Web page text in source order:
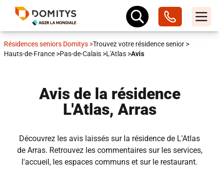
Résidences seniors Domitys >Trouvez votre résidence senior >
Hauts-de-France >Pas-de-Calais >L'Atlas >Avis
Avis de la résidence
L'Atlas, Arras
Découvrez les avis laissés sur la résidence de L'Atlas
de Arras. Retrouvez les commentaires sur les services,
l'accueil, les espaces communs et sur le restaurant.